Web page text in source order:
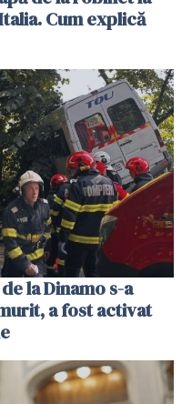
Cum explică
la Dinamo s-a
a fost activat